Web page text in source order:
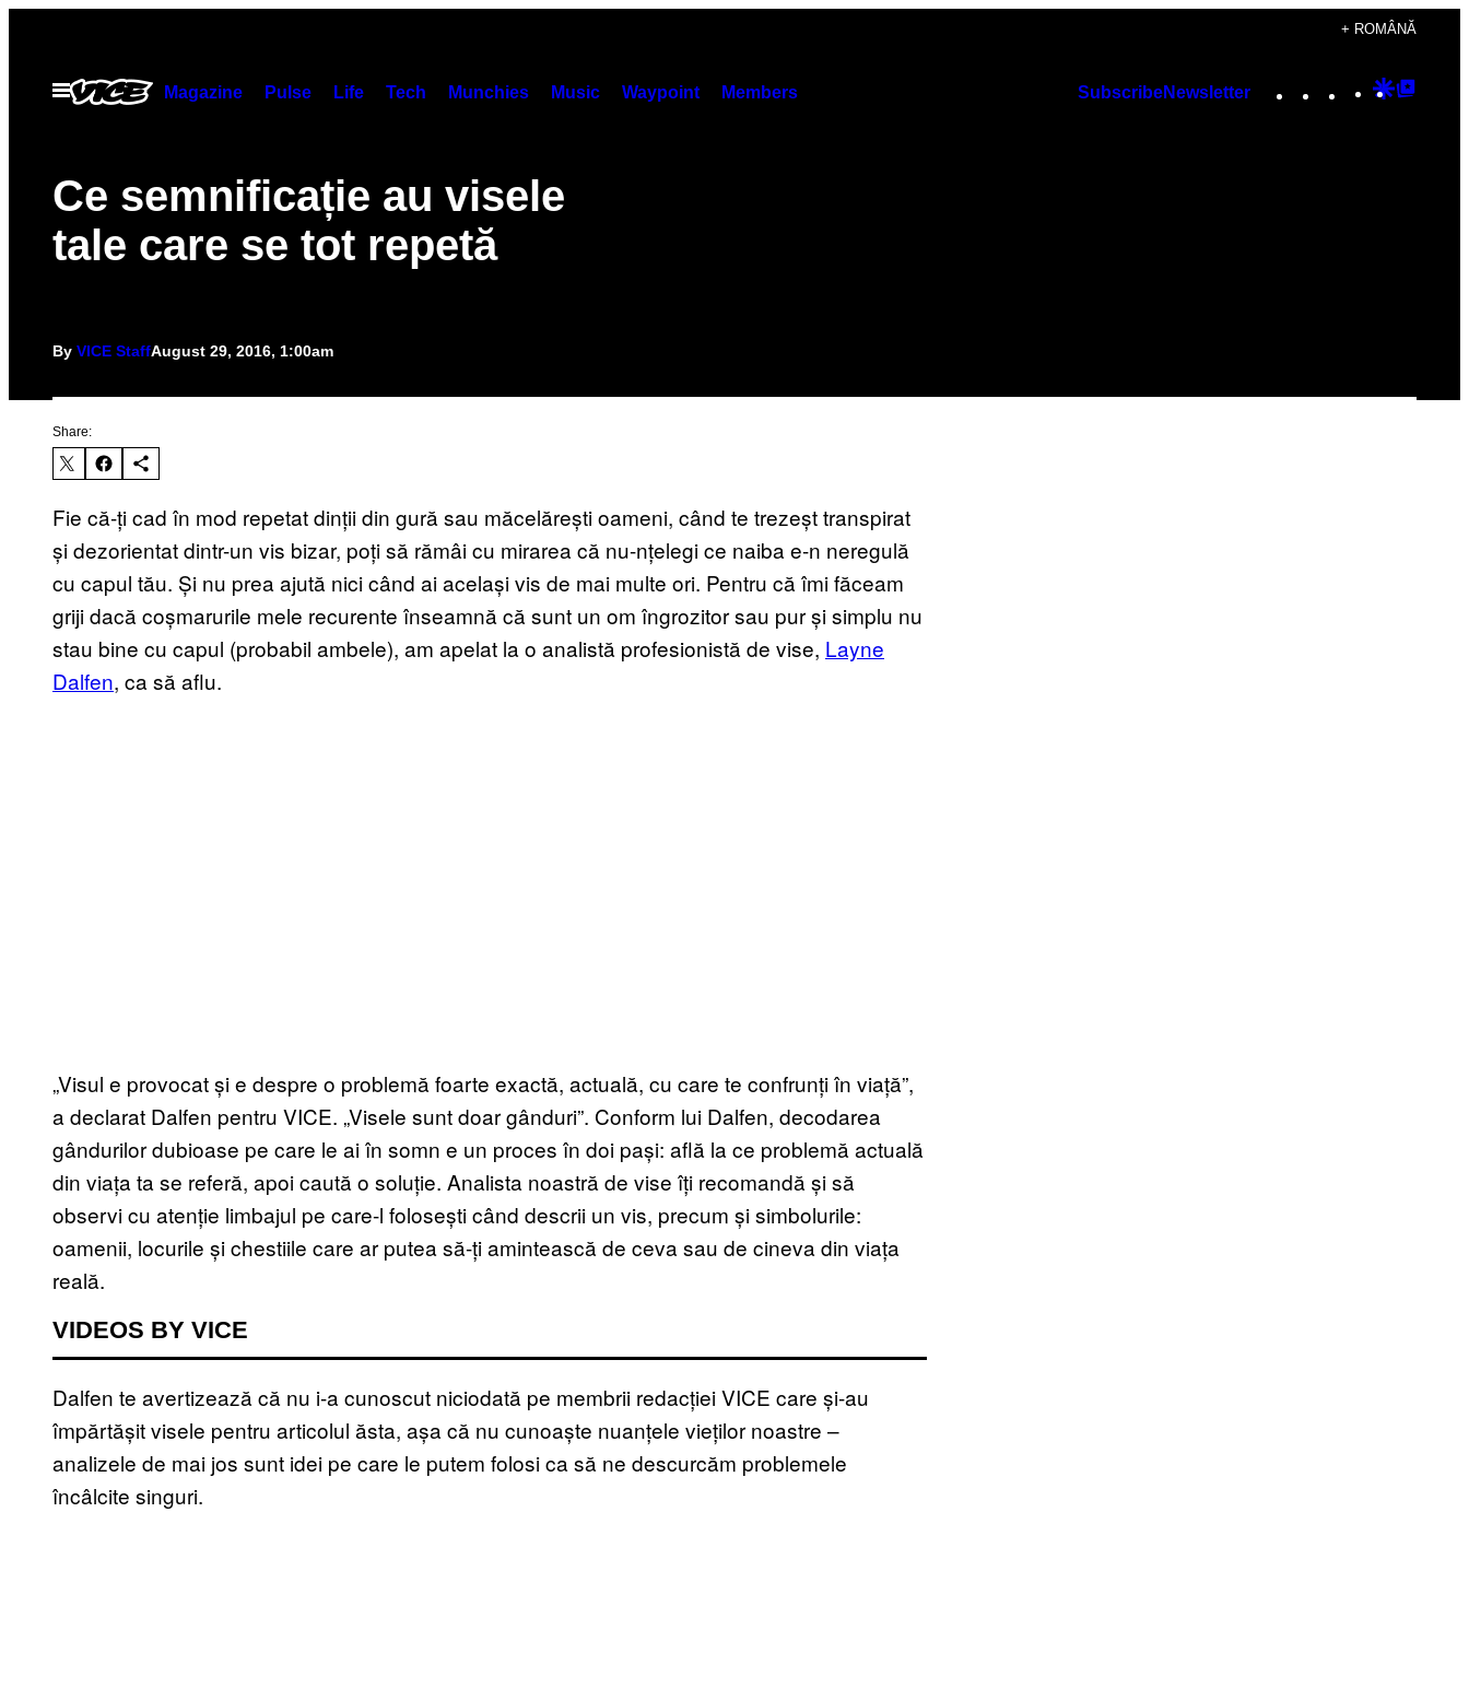
content
+ ROMÂNĂ
Open
Menu
Magazine Pulse Life Tech Munchies Music Waypoint Members SubscribeNewsletter Instagram
TikTok
YouTube
Google
Ce semnificație au visele
tale care se tot repetă
By VICE StaffAugust 29, 2016, 1:00am
Share:
Fie că-ți cad în mod repetat dinții din gură sau măcelărești oameni, când te trezeșt transpirat
și dezorientat dintr-un vis bizar, poți să rămâi cu mirarea că nu-nțelegi ce naiba e-n neregulă
cu capul tău. Și nu prea ajută nici când ai același vis de mai multe ori. Pentru că îmi făceam
griji dacă coșmarurile mele recurente înseamnă că sunt un om îngrozitor sau pur și simplu nu
stau bine cu capul (probabil ambele), am apelat la o analistă profesionistă de vise, Layne
Dalfen, ca să aflu.
„Visul e provocat și e despre o problemă foarte exactă, actuală, cu care te confrunți în viață”,
a declarat Dalfen pentru VICE. „Visele sunt doar gânduri”. Conform lui Dalfen, decodarea
gândurilor dubioase pe care le ai în somn e un proces în doi pași: află la ce problemă actuală
din viața ta se referă, apoi caută o soluție. Analista noastră de vise îți recomandă și să
observi cu atenție limbajul pe care-l folosești când descrii un vis, precum și simbolurile:
oamenii, locurile și chestiile care ar putea să-ți amintească de ceva sau de cineva din viața
reală.
VIDEOS BY VICE
Dalfen te avertizează că nu i-a cunoscut niciodată pe membrii redacției VICE care și-au
împărtășit visele pentru articolul ăsta, așa că nu cunoaște nuanțele vieților noastre –
analizele de mai jos sunt idei pe care le putem folosi ca să ne descurcăm problemele
încâlcite singuri.